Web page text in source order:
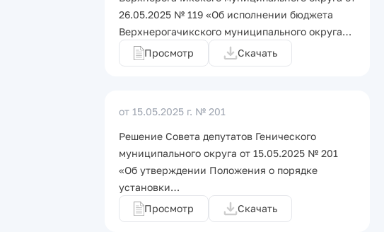
26.05.2025 № 119 «Об исполнении бюджета
Верхнерогачикского муниципального округа…
Просмотр
Скачать
от 15.05.2025 г. № 201
Решение Совета депутатов Генического
муниципального округа от 15.05.2025 № 201
«Об утверждении Положения о порядке
установки…
Просмотр
Скачать